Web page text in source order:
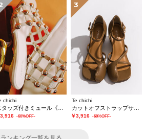
chichi
3,916 -60%OFF-
3
Te chichi
カットオフストラップサンダル《2026 SUMMER LOOK item》
￥3,916 -60%OFF-